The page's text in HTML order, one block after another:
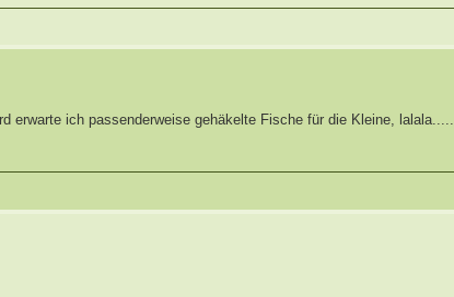
erwarte ich passenderweise gehäkelte Fische für die Kleine, lalala.....